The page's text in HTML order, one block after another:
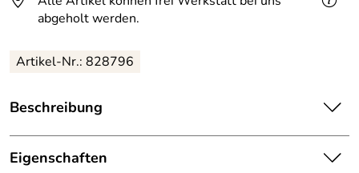
abgeholt werden.
Artikel-Nr.: 828796
Beschreibung
Diese leuchtende Echse hängt unter einer Decke.
Echsenskulptur aus Stahlblech, Länge ca 250 cm.
Eigenschaften